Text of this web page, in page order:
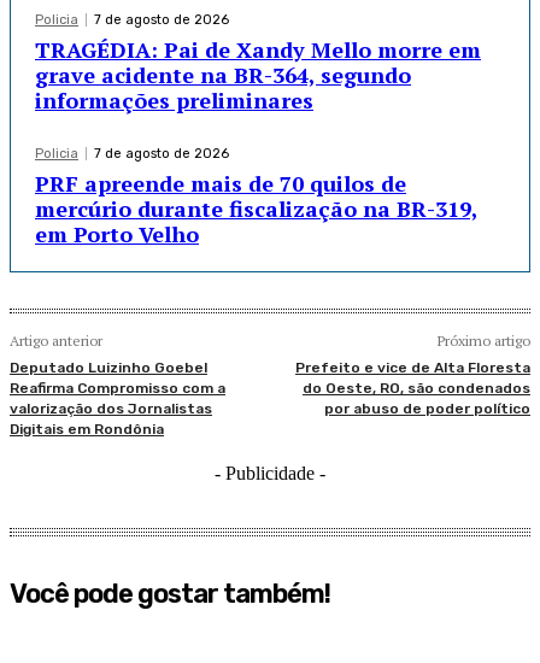
Policia 7 de agosto de 2026
TRAGÉDIA: Pai de Xandy Mello morre em
grave acidente na BR-364, segundo
informações preliminares
Policia 7 de agosto de 2026
PRF apreende mais de 70 quilos de
mercúrio durante fiscalização na BR-319,
em Porto Velho
Artigo anterior
Deputado Luizinho Goebel
Reafirma Compromisso com a
valorização dos Jornalistas
Digitais em Rondônia
Próximo artigo
Prefeito e vice de Alta Floresta
do Oeste, RO, são condenados
por abuso de poder político
- Publicidade -
Você pode gostar também!